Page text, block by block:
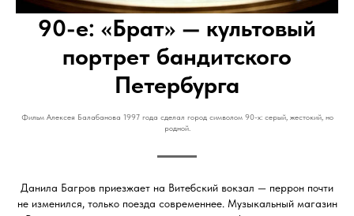
90-е: «Брат» — культовый
портрет бандитского
Петербурга
Фильм Алексея Балабанова 1997 года сделал город символом 90-х: серый, жестокий, но
родной.
Данила Багров приезжает на Витебский вокзал — перрон почти
не изменился, только поезда современнее. Музыкальный магазин